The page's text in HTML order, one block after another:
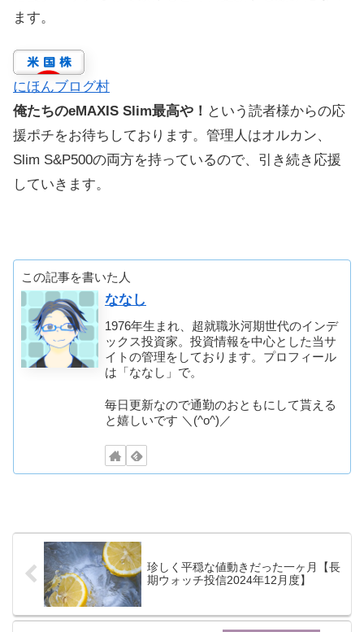
ます。
にほんブログ村
俺たちのeMAXIS Slim最高や！ という読者様からの応
援ポチをお待ちしております。管理人はオルカン、
Slim S&P500の両方を持っているので、引き続き応援
していきます。
この記事を書いた人
ななし
1976年生まれ、超就職氷河期世代のインデ
ックス投資家。投資情報を中心とした当サ
イトの管理をしております。プロフィール
は「ななし」で。
毎日更新なので通勤のおともにして貰える
と嬉しいです ＼(^o^)／
珍しく平穏な値動きだった一ヶ月【長
期ウォッチ投信2024年12月度】